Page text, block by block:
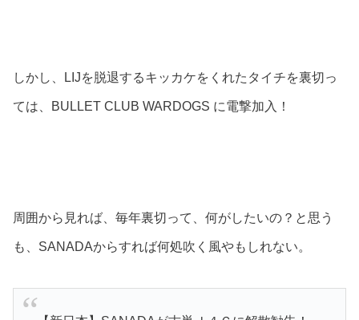
しかし、LIJを脱退するキッカケをくれたタイチを裏切っ
ては、BULLET CLUB WARDOGS に電撃加入！
周囲から見れば、毎年裏切って、何がしたいの？と思う
も、SANADAからすれば何処吹く風やもしれない。